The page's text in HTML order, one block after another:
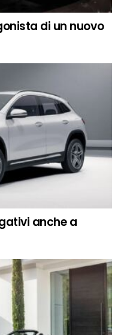
di un nuovo
anche a